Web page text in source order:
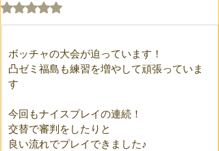
5つ星のうちNaNと評価されています。
ボッチャの大会が迫っています！
凸ゼミ福島も練習を増やして頑張っていま
す
今回もナイスプレイの連続！
交替で審判をしたりと
良い流れでプレイできました♪